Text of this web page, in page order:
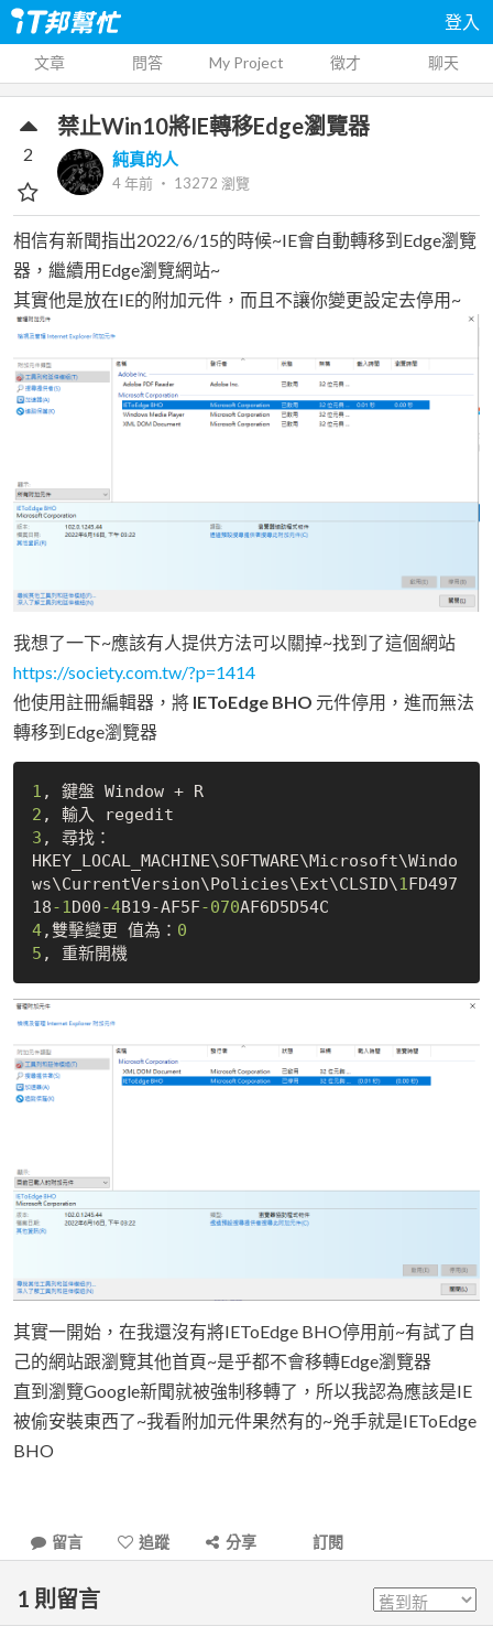
登入
文章 問答 My Project 徵才 聊天
禁止Win10將IE轉移Edge瀏覽器
純真的人
4 年前 ‧ 13272 瀏覽
2
相信有新聞指出2022/6/15的時候~IE會自動轉移到Edge瀏覽
器，繼續用Edge瀏覽網站~
其實他是放在IE的附加元件，而且不讓你變更設定去停用~
我想了一下~應該有人提供方法可以關掉~找到了這個網站
https://society.com.tw/?p=1414
他使用註冊編輯器，將 IEToEdge BHO 元件停用，進而無法
轉移到Edge瀏覽器
1
, 鍵盤 Window + R
2
3 , 尋找：
HKEY_LOCAL_MACHINE\SOFTWARE\Microsoft\Windo
ws\CurrentVersion\Policies\Ext\CLSID\1 FD497
18-1 D00-4B19-AF5F-070
4,雙擊變更 值為： 0
5
其實一開始，在我還沒有將IEToEdge BHO停用前~有試了自
己的網站跟瀏覽其他首頁~是乎都不會移轉Edge瀏覽器
直到瀏覽Google新聞就被強制移轉了，所以我認為應該是IE
被偷安裝東西了~我看附加元件果然有的~兇手就是IEToEdge
BHO
留言 追蹤 分享 訂閱
1 則留言